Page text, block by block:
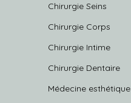
Chirurgie Seins
Chirurgie Corps
Chirurgie Intime
Chirurgie Dentaire
Médecine esthétique